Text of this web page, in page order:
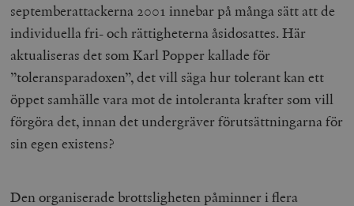
septemberattackerna 2001 innebar på många sätt att de
individuella fri- och rättigheterna åsidosattes. Här
aktualiseras det som Karl Popper kallade för
”toleransparadoxen”, det vill säga hur tolerant kan ett
öppet samhälle vara mot de intoleranta krafter som vill
förgöra det, innan det undergräver förutsättningarna för
sin egen existens?
Den organiserade brottsligheten påminner i flera